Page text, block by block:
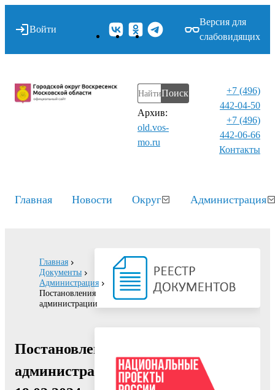
Войти
Версия для
слабовидящих
Поиск
Архив:
old.vos-
mo.ru
+7 (496)
442-04-50
+7 (496)
442-06-66
Контакты⁠
Главная Новости Округ Администрация
Главная
Документы
Администрация
Постановления
администрации
Постановление
администрации